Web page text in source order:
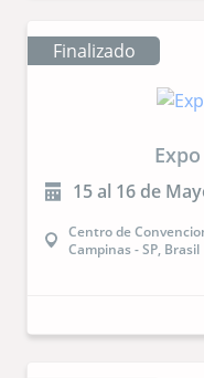
Finalizado
15 al 16 de
Centro de
Campinas - SP, Brasil